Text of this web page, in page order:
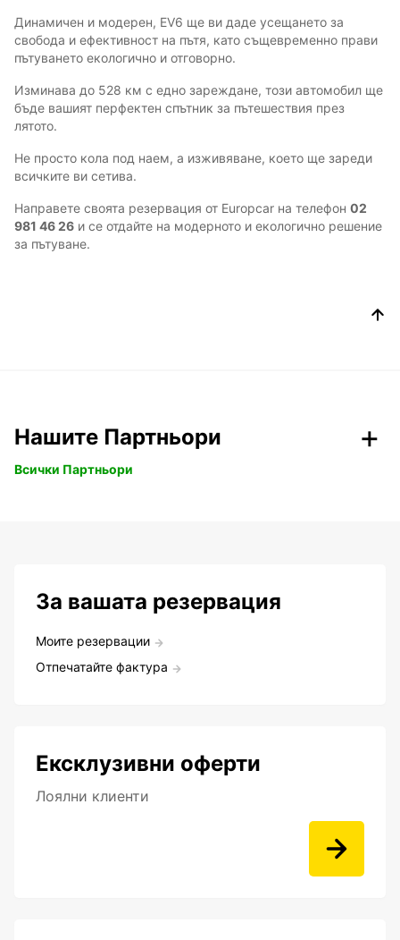
Динамичен и модерен, EV6 ще ви даде усещането за
свобода и ефективност на пътя, като същевременно прави
пътуването екологично и отговорно.
Изминава до 528 км с едно зареждане, този автомобил ще
бъде вашият перфектен спътник за пътешествия през
лятото.
Не просто кола под наем, а изживяване, което ще зареди
всичките ви сетива.
Направете своята резервация от Europcar на телефон 02
981 46 26 и се отдайте на модерното и екологично решение
за пътуване.
Нашите Партньори
Всички Партньори
За вашата резервация
Моите резервации
Отпечатайте фактура
Ексклузивни оферти
Лоялни клиенти